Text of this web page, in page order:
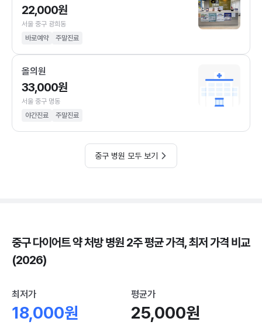
22,000원
서울 중구 광희동
바로예약
주말진료
올의원
33,000원
서울 중구 명동
야간진료
주말진료
중구 병원 모두 보기
중구 다이어트 약 처방 병원 2주 평균 가격, 최저 가격 비교
(2026)
최저가
18,000원
평균가
25,000원